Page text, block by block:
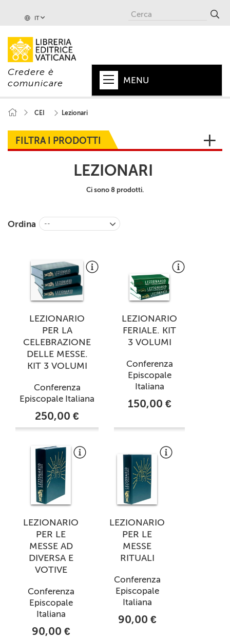
IT
Credere è
comunicare
MENU
PAPA
+
VATICANO
CHIESA
MONDO
COLLANE
CEI
AUTORI VARI
CEI Lezionari
FILTRA I PRODOTTI
LEZIONARI
Ci sono 8 prodotti.
Ordina --
LEZIONARIO
PER LA
CELEBRAZIONE
DELLE MESSE.
KIT 3 VOLUMI
Conferenza
Episcopale Italiana
250,00 €
LEZIONARIO
FERIALE. KIT
3 VOLUMI
Conferenza
Episcopale
Italiana
150,00 €
LEZIONARIO
PER LE
MESSE AD
DIVERSA E
VOTIVE
Conferenza
Episcopale
Italiana
90,00 €
LEZIONARIO
PER LE
MESSE
RITUALI
Conferenza
Episcopale
Italiana
90,00 €